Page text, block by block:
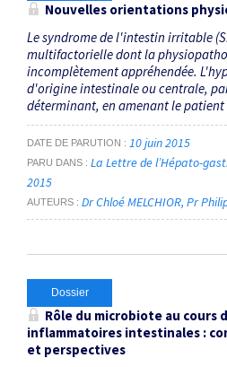
Nouvelles orientations
Le syndrome de l'intestin irritable
multifactorielle dont la
incomplètement appréhendée.
d'origine intestinale ou centrale,
déterminant, en amenant le patient
DATE DE PARUTION 10 juin 2015
PARU DANS
La Lettre de l’Hépato-
2015
AUTEURS Dr Chloé MELCHIOR Pr
Dossier
Rôle du microbiote au cours
inflammatoires intestinales :
et perspectives